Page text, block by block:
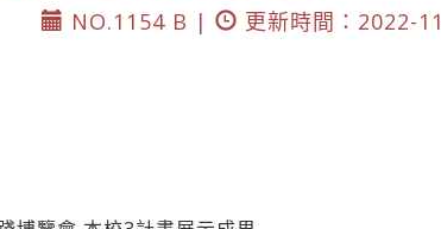
NO.1154 B |
更新時間：2022-